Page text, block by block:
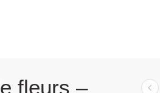
fleurs –